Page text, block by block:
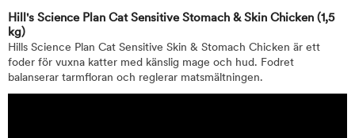
Hill's Science Plan Cat Sensitive Stomach & Skin Chicken (1,5
kg)
Hills Science Plan Cat Sensitive Skin & Stomach Chicken är ett
foder för vuxna katter med känslig mage och hud. Fodret
balanserar tarmfloran och reglerar matsmältningen.